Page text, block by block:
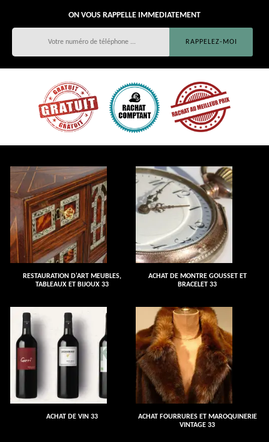
ON VOUS RAPPELLE IMMEDIATEMENT
RESTAURATION D'ART MEUBLES,
TABLEAUX ET BIJOUX 33
ACHAT DE MONTRE GOUSSET ET
BRACELET 33
ACHAT DE VIN 33
ACHAT FOURRURES ET MAROQUINERIE
VINTAGE 33